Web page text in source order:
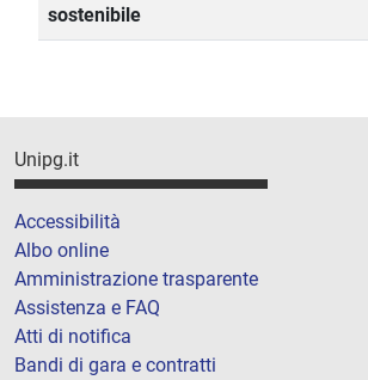
sostenibile
Unipg.it
Accessibilità
Albo online
Amministrazione trasparente
Assistenza e FAQ
Atti di notifica
Bandi di gara e contratti